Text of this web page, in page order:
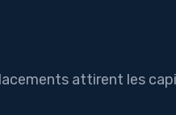
attirent les